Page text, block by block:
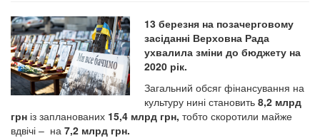
13 березня на позачерговому
засіданні Верховна Рада
ухвалила зміни до бюджету на
2020 рік.
Загальний обсяг фінансування на
культуру нині становить8,2 млрд
грн із запланованих 15,4 млрд грн, тобто скоротили майже
вдвічі – на 7,2 млрд грн.